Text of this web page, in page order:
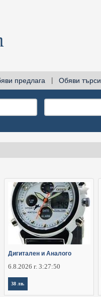
предлага Обяви търси
Дигитален и Аналого
6.8.2026 г. 3:27:50
38 лв.